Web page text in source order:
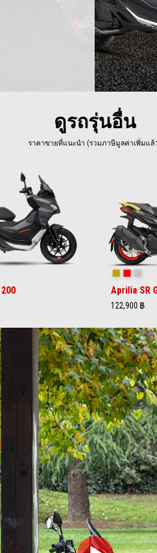
ดูรถรุ่นอื่น
ราคาขายที่แนะนำ (รวมภาษีมูลค่าเพิ่มแล้
Aprilia SR
122,900 ฿